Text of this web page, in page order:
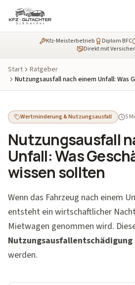
Kfz-Meisterbetrieb Diplom BFC
Direkt mit
Start
Ratgeber
Nutzungsausfall nach einem Unfall: Was
Wertminderung & Nutzungsausfall 5
Nutzungsausfall
Unfall: Was
wissen sollten
Wenn das Fahrzeug nach einem
entsteht ein wirtschaftlicher
Mietwagen genommen wird.
Nutzungsausfallentschädigung
werden.